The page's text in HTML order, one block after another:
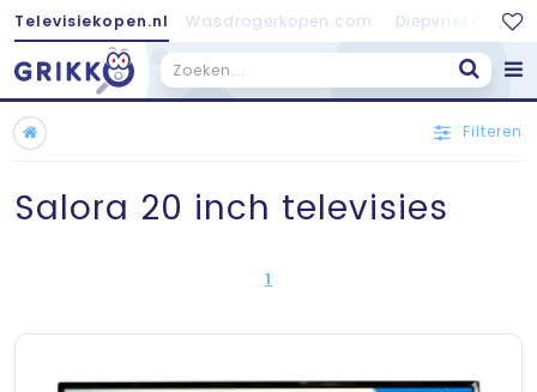
Televisiekopen.nl Wasdrogerkopen.com
Filteren
Salora 20 inch televisies
1